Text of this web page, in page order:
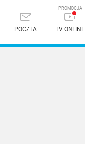
POCZTA TV ONLINE